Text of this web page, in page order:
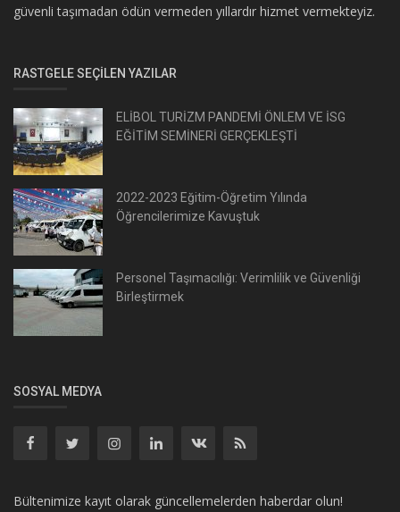
güvenli taşımadan ödün vermeden yıllardır hizmet vermekteyiz.
RASTGELE SEÇILEN YAZILAR
ELİBOL TURİZM PANDEMİ ÖNLEM VE İSG
EĞİTİM SEMİNERİ GERÇEKLEŞTİ
2022-2023 Eğitim-Öğretim Yılında
Öğrencilerimize Kavuştuk
Personel Taşımacılığı: Verimlilik ve Güvenliği
Birleştirmek
SOSYAL MEDYA
Bültenimize kayıt olarak güncellemelerden haberdar olun!